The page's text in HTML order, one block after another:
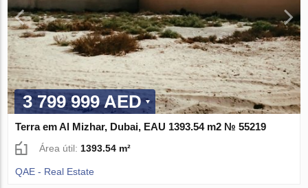
3 799 999 AED
Terra em Al Mizhar, Dubai, EAU 1393.54 m2 № 55219
Área útil: 1393.54 m²
QAE - Real Estate